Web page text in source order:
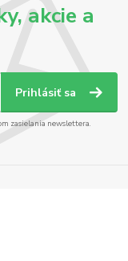
akcie a
Prihlásiť sa
zasielania newslettera.